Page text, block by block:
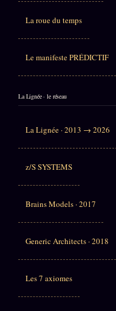
La roue du temps
Le manifeste PRÉDICTIF
La Lignée · le réseau
La Lignée · 2013 → 2026
z/S SYSTEMS
Brains Models · 2017
Generic Architects · 2018
Les 7 axiomes